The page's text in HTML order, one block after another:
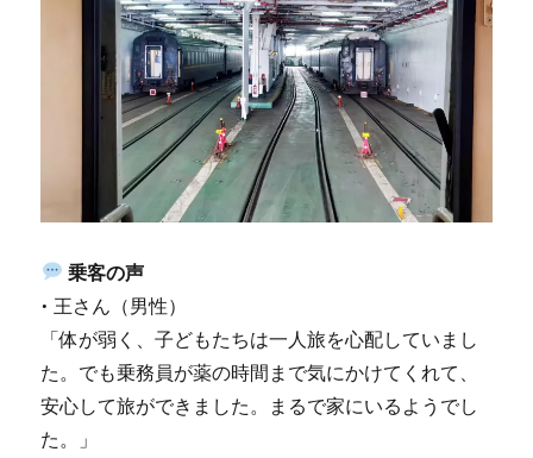
乗客の声
• 王さん（男性）
「体が弱く、子どもたちは一人旅を心配していまし
た。でも乗務員が薬の時間まで気にかけてくれて、
安心して旅ができました。まるで家にいるようでし
た。」